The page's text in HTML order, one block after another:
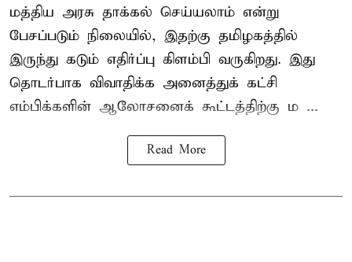
மத்திய அரசு தாக்கல் செய்யலாம் என்று
பேசப்படும் நிலையில், இதற்கு தமிழகத்தில்
இருந்து கடும் எதிர்ப்பு கிளம்பி வருகிறது. இது
தொடர்பாக விவாதிக்க அனைத்துக் கட்சி
எம்பிக்களின் ஆலோசனைக் கூட்டத்திற்கு ம ...
Read More